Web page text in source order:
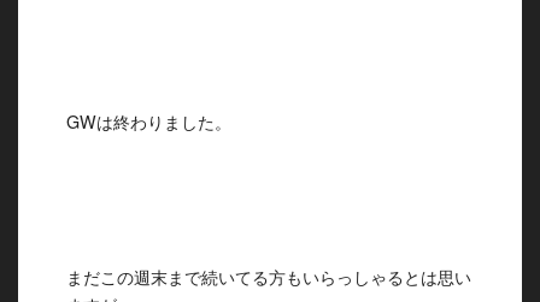
GWは終わりました。
まだこの週末まで続いてる方もいらっしゃるとは思い